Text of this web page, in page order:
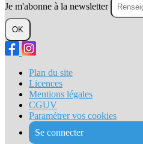
Je m'abonne à la newsletter
OK
Plan du site
Licences
Mentions légales
CGUV
Paramétrer vos cookies
Se connecter